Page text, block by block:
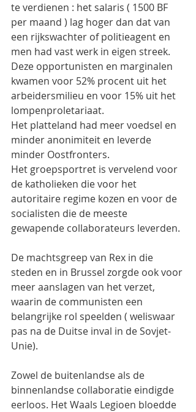
te verdienen : het salaris ( 1500 BF
per maand ) lag hoger dan dat van
een rijkswachter of politieagent en
men had vast werk in eigen streek.
Deze opportunisten en marginalen
kwamen voor 52% procent uit het
arbeidersmilieu en voor 15% uit het
lompenproletariaat.
Het platteland had meer voedsel en
minder anonimiteit en leverde
minder Oostfronters.
Het groepsportret is vervelend voor
de katholieken die voor het
autoritaire regime kozen en voor de
socialisten die de meeste
gewapende collaborateurs leverden.
De machtsgreep van Rex in die
steden en in Brussel zorgde ook voor
meer aanslagen van het verzet,
waarin de communisten een
belangrijke rol speelden ( weliswaar
pas na de Duitse inval in de Sovjet-
Unie).
Zowel de buitenlandse als de
binnenlandse collaboratie eindigde
eerloos. Het Waals Legioen bloedde